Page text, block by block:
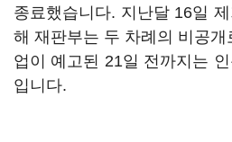
종료했습니다. 지난달 16일
해 재판부는 두 차례의 비공
업이 예고된 21일 전까지는
입니다.